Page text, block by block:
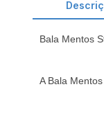
Bala Mentos
A Bala